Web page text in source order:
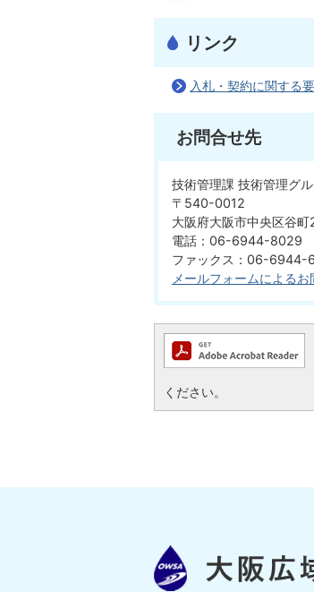
リンク
入札・契約に関する
お問合せ先
技術管理課 技術管理グ
〒540-0012
大阪府大阪市中央区谷
電話：06-6944-8029
ファックス：06-6944-
メールフォームによるお
ください。